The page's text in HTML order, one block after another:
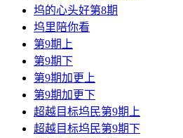
坞的心头好第8期
坞里陪你看
第9期上
第9期下
第9期加更上
第9期加更下
超越目标坞民第9期上
超越目标坞民第9期下